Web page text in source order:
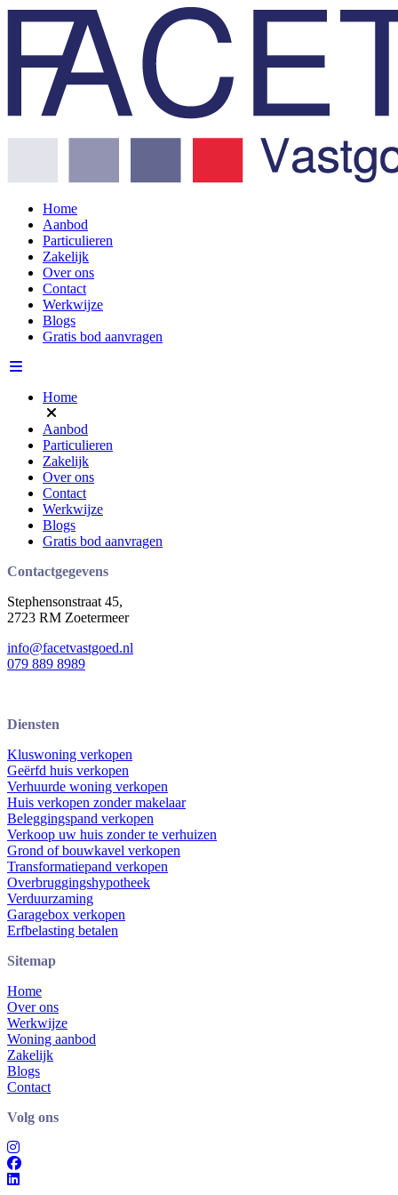
Home
Aanbod
Particulieren
Zakelijk
Over ons
Contact
Werkwijze
Blogs
Gratis bod aanvragen
Home
Aanbod
Particulieren
Zakelijk
Over ons
Contact
Werkwijze
Blogs
Gratis bod aanvragen
Contactgegevens
Stephensonstraat 45,
2723 RM Zoetermeer
info@facetvastgoed.nl
079 889 8989
Diensten
Kluswoning verkopen
Geërfd huis verkopen
Verhuurde woning verkopen
Huis verkopen zonder makelaar
Beleggingspand verkopen
Verkoop uw huis zonder te verhuizen
Grond of bouwkavel verkopen
Transformatiepand verkopen
Overbruggingshypotheek
Verduurzaming
Garagebox verkopen
Erfbelasting betalen
Sitemap
Home
Over ons
Werkwijze
Woning aanbod
Zakelijk
Blogs
Contact
Volg ons